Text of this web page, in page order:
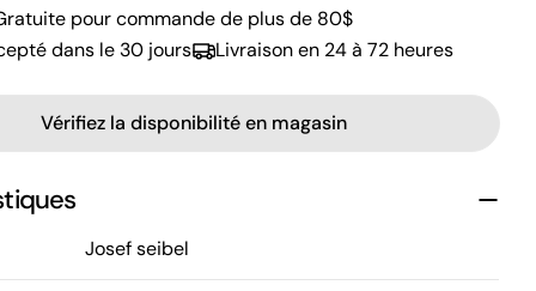
pour commande de plus de 80$
dans le 30 jours
Livraison en 24 à 72 heures
Vérifiez la disponibilité en magasin
Josef seibel